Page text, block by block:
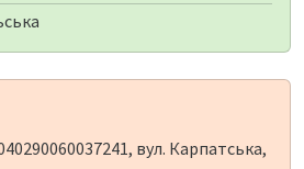
вул. Карпатська,